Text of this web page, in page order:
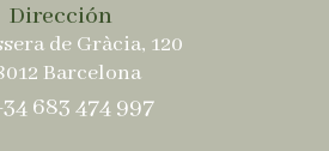
Dirección
de Gràcia, 120
Barcelona
683 474 997